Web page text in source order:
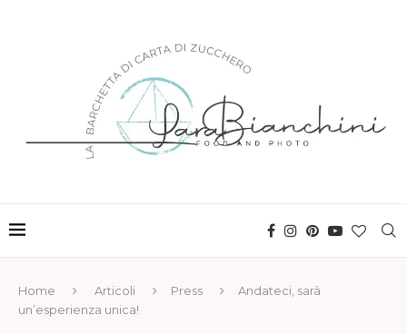
Home Articoli Press
Andateci, sarà
un’esperienza unica!